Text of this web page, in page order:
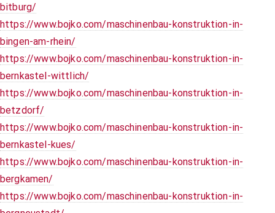
bitburg/
https://www.bojko.com/maschinenbau-konstruktion-in-
bingen-am-rhein/
https://www.bojko.com/maschinenbau-konstruktion-in-
bernkastel-wittlich/
https://www.bojko.com/maschinenbau-konstruktion-in-
betzdorf/
https://www.bojko.com/maschinenbau-konstruktion-in-
bernkastel-kues/
https://www.bojko.com/maschinenbau-konstruktion-in-
bergkamen/
https://www.bojko.com/maschinenbau-konstruktion-in-